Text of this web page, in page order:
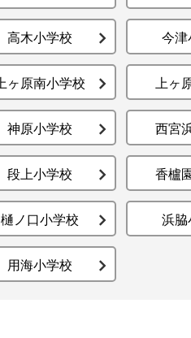
高木小学校 今津
上ヶ原南小学校 上ヶ
神原小学校 西宮
段上小学校 香櫨
樋ノ口小学校 浜脇
用海小学校